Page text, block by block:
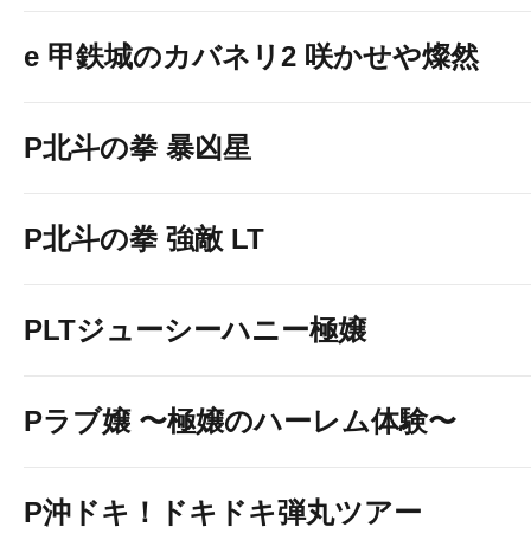
e 甲鉄城のカバネリ2 咲かせや燦然
P北斗の拳 暴凶星
P北斗の拳 強敵 LT
PLTジューシーハニー極嬢
Pラブ嬢 〜極嬢のハーレム体験〜
P沖ドキ！ドキドキ弾丸ツアー